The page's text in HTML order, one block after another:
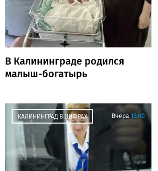
В Калининграде родился
малыш-богатырь
КАЛИНИНГРАД В ЦИФРАХ Вчера 16:00